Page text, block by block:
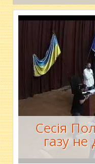
Сесія
газу